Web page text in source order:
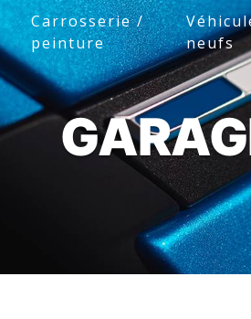
Carrosserie /
peinture
neufs